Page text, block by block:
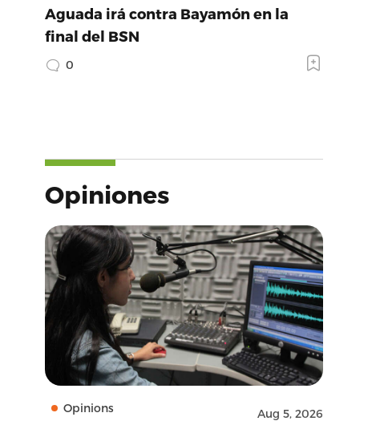
Aguada irá contra Bayamón en la
final del BSN
0
Opiniones
Opinions Aug 5, 2026